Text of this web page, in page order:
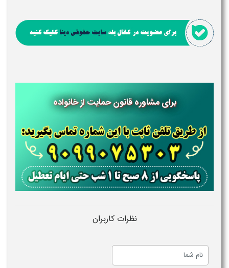
برای مشاوره قانون حمایت از خانواده
نظرات کاربران